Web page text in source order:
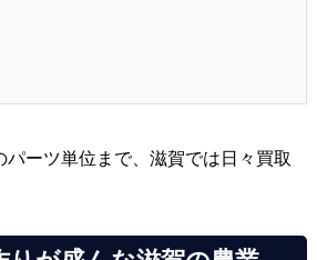
パーツ単位まで、滋賀では日々買取